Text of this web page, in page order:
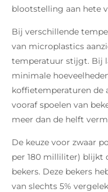
blootstelling aan hete
Bij verschillende
van microplastics
temperatuur stijgt. Bij
minimale
koffietemperaturen de
vooraf spoelen van
meer dan de helft
De keuze voor zwaar
per 180 milliliter) blijkt
bekers. Deze bekers
van slechts 5%